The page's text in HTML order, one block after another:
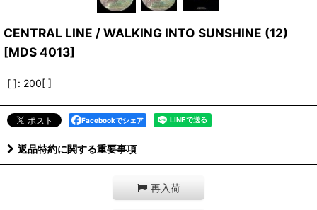
CENTRAL LINE / WALKING INTO SUNSHINE (12)
[MDS 4013]
[ ]: 200[ ]
Facebookでシェア
返品特約に関する重要事項
再入荷